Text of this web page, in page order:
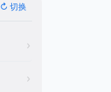
↻ 切换
›
›